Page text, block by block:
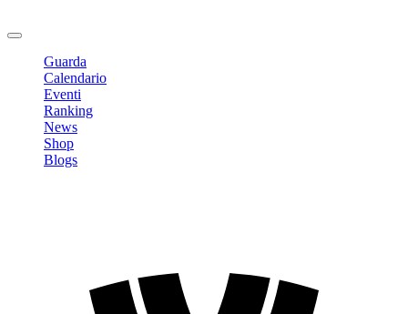
Guarda
Calendario
Eventi
Ranking
News
Shop
Blogs